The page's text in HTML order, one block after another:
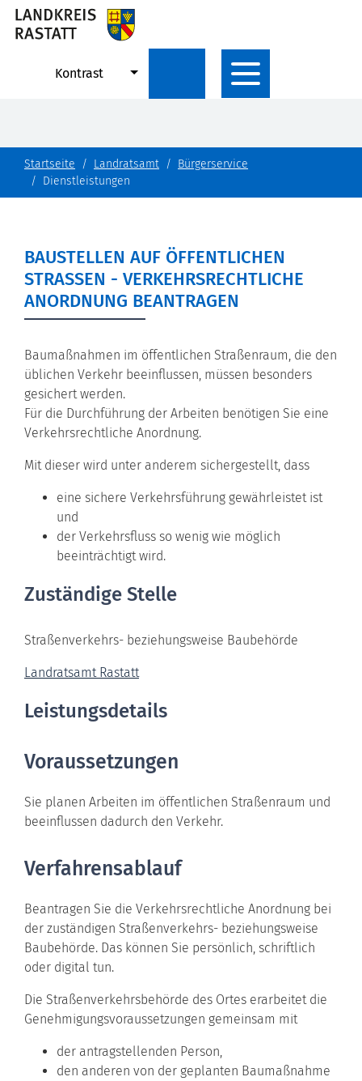
Kontrast
Startseite Landratsamt
Bürgerservice
Dienstleistungen
BAUSTELLEN AUF ÖFFENTLICHEN
STRASSEN - VERKEHRSRECHTLICHE A
NORDNUNG BEANTRAGEN
Baumaßnahmen im öffentlichen Straßenraum, die den
üblichen Verkehr beeinflussen, müssen besonders
gesichert werden.
Für die Durchführung der Arbeiten benötigen Sie eine
Verkehrsrechtliche Anordnung.
Mit dieser wird unter anderem sichergestellt, dass
eine sichere Verkehrsführung gewährleistet ist
und
der Verkehrsfluss so wenig wie möglich
beeinträchtigt wird.
Zuständige Stelle
Straßenverkehrs- beziehungsweise Baubehörde
Landratsamt Rastatt
Leistungsdetails
Voraussetzungen
Sie planen Arbeiten im öffentlichen Straßenraum und
beeinflussen dadurch den Verkehr.
Verfahrensablauf
Beantragen Sie die Verkehrsrechtliche Anordnung bei
der zuständigen Straßenverkehrs- beziehungsweise
Baubehörde. Das können Sie persönlich, schriftlich
oder digital tun.
Die Straßenverkehrsbehörde des Ortes erarbeitet die
Genehmigungsvoraussetzungen gemeinsam mit
der antragstellenden Person,
den anderen von der geplanten Baumaßnahme